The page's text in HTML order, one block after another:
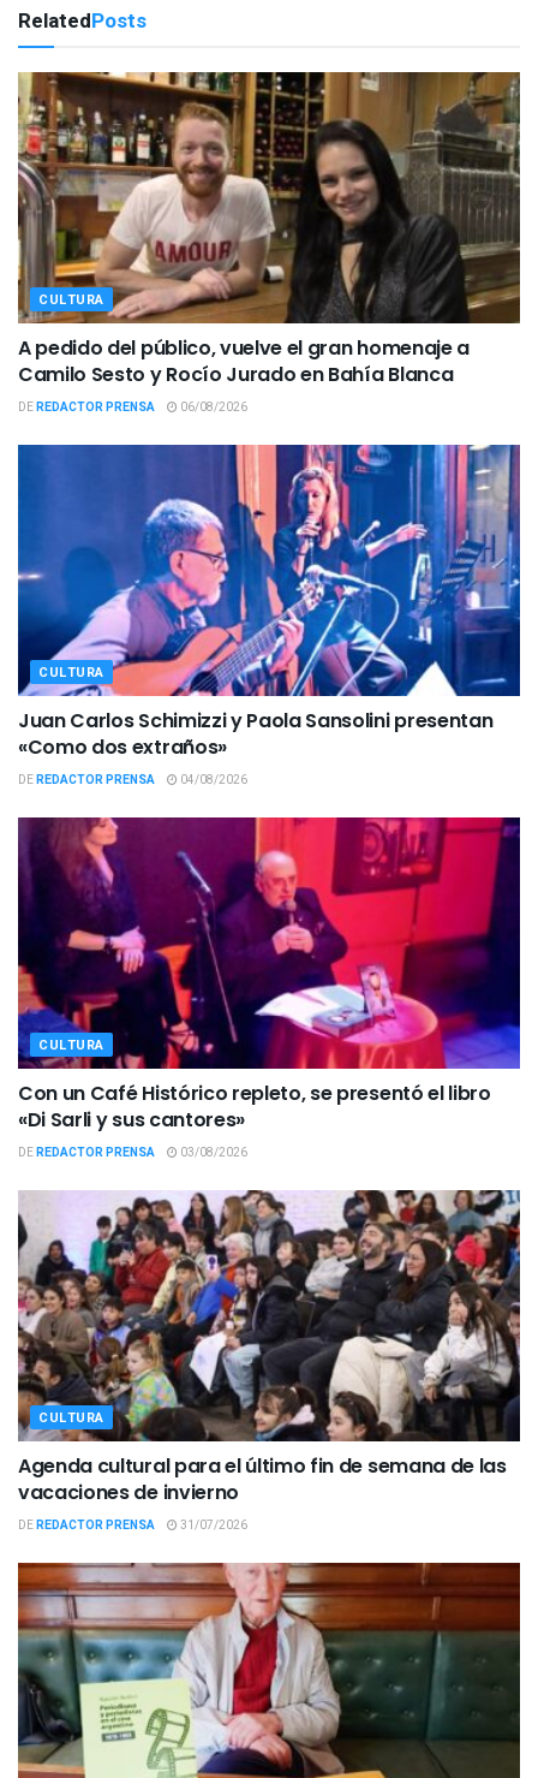
RelatedPosts
CULTURA
A pedido del público, vuelve el gran homenaje a
Camilo Sesto y Rocío Jurado en Bahía Blanca
DEREDACTOR PRENSA 06/08/2026
CULTURA
Juan Carlos Schimizzi y Paola Sansolini presentan
«Como dos extraños»
DEREDACTOR PRENSA 04/08/2026
CULTURA
Con un Café Histórico repleto, se presentó el libro
«Di Sarli y sus cantores»
DEREDACTOR PRENSA 03/08/2026
CULTURA
Agenda cultural para el último fin de semana de las
vacaciones de invierno
DEREDACTOR PRENSA 31/07/2026